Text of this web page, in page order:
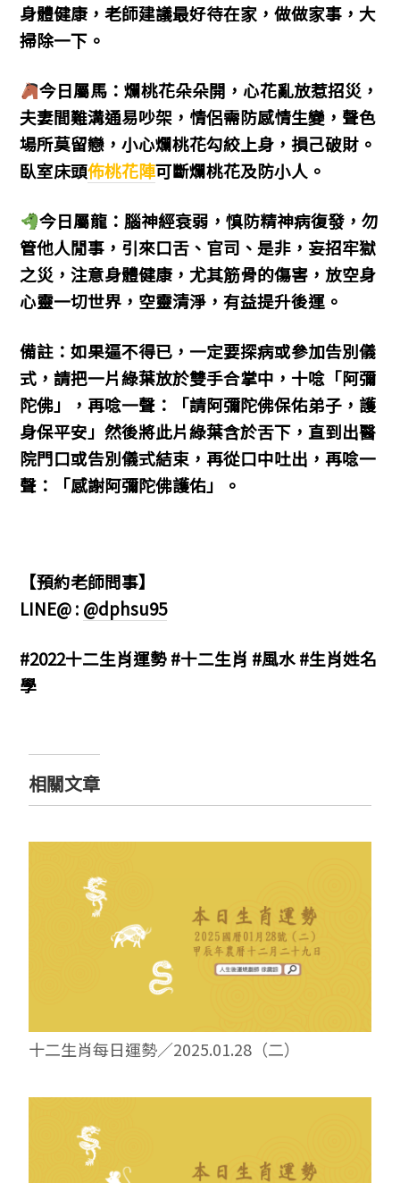
身體健康，老師建議最好待在家，做做家事，大
掃除一下。
今日屬馬：爛桃花朵朵開，心花亂放惹招災，
夫妻間難溝通易吵架，情侶需防感情生變，聲色
場所莫留戀，小心爛桃花勾絞上身，損己破財。
臥室床頭佈桃花陣可斷爛桃花及防小人。
今日屬龍：腦神經衰弱，慎防精神病復發，勿
管他人閒事，引來口舌、官司、是非，妄招牢獄
之災，注意身體健康，尤其筋骨的傷害，放空身
心靈一切世界，空靈清淨，有益提升後運。
備註：如果逼不得已，一定要探病或參加告別儀
式，請把一片綠葉放於雙手合掌中，十唸「阿彌
陀佛」，再唸一聲：「請阿彌陀佛保佑弟子，護
身保平安」然後將此片綠葉含於舌下，直到出醫
院門口或告別儀式結束，再從口中吐出，再唸一
聲：「感謝阿彌陀佛護佑」。
【預約老師問事】
LINE@ : @dphsu95
#2022十二生肖運勢 #十二生肖 #風水 #生肖姓名
學
相關文章
十二生肖每日運勢／2025.01.28（二）